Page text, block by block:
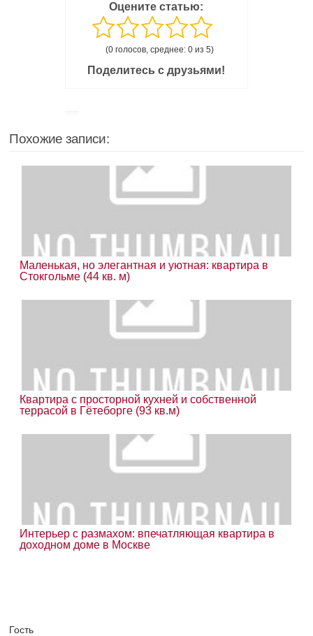
Оцените статью:
(0 голосов, среднее: 0 из 5)
Поделитесь с друзьями!
Похожие записи:
Маленькая, но элегантная и уютная: квартира в
Стокгольме (44 кв. м)
Квартира с просторной кухней и собственной
террасой в Гётеборге (93 кв.м)
Интерьер с размахом: впечатляющая квартира в
доходном доме в Москве
Гость